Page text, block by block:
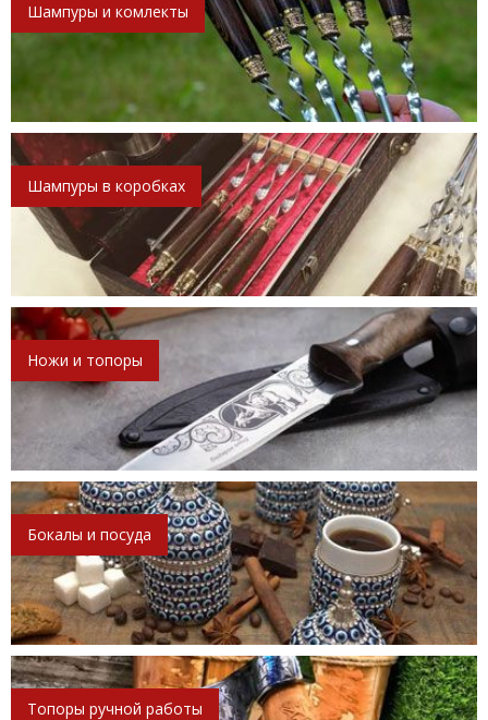
Шампуры и комлекты
Шампуры в коробках
Ножи и топоры
Бокалы и посуда
Топоры ручной работы